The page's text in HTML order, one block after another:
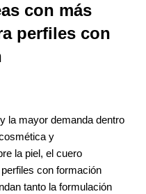
con más
perfiles con
la mayor demanda dentro
y
la piel, el cuero
con formación
tanto la formulación